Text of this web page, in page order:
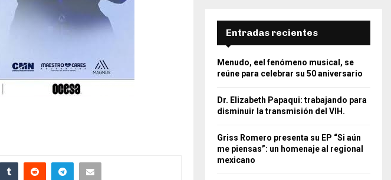
Entradas recientes
Menudo, eel fenómeno musical, se
reúne para celebrar su 50 aniversario
Dr. Elizabeth Papaqui: trabajando para
disminuir la transmisión del VIH.
Griss Romero presenta su EP “Si aún
me piensas”: un homenaje al regional
mexicano